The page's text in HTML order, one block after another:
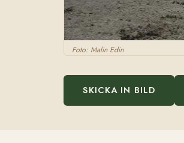
Foto: Malin Edin
SKICKA IN BILD